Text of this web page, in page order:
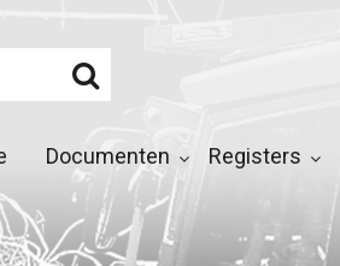
Documenten Registers